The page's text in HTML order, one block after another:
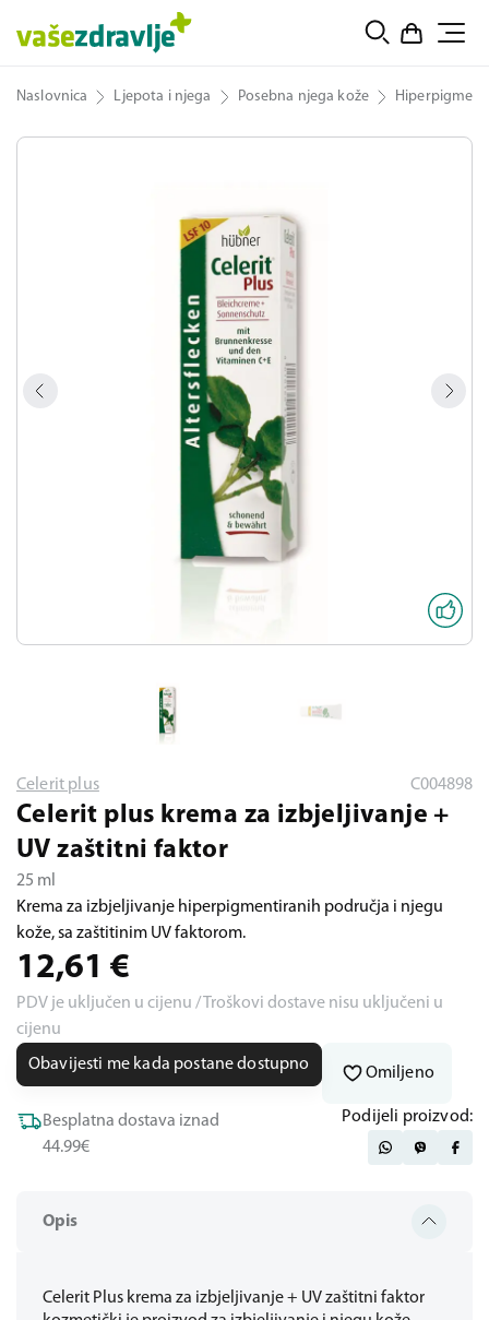
Naslovnica Ljepota i njega Posebna njega kože
Opis
Celerit Plus krema za izbjeljivanje + UV zaštitni faktor
Celerit plus C004898
Celerit plus krema za izbjeljivanje +
UV zaštitni faktor
25 ml
Krema za izbjeljivanje hiperpigmentiranih područja i njegu
kože, sa zaštitinim UV faktorom.
12,61 €
PDV je uključen u cijenu / Troškovi dostave nisu uključeni u
cijenu
Obavijesti me kada postane dostupno
Omiljeno
Besplatna dostava iznad
44.99€
Podijeli proizvod: